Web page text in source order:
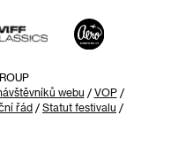
webu / VOP/
řád / Statut festivalu /